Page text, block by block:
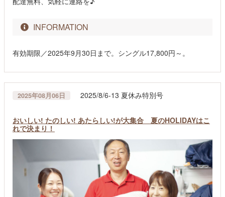
INFORMATION
有効期限／2025年9月30日まで。シングル17,800円～。
2025年08月06日 2025/8/6-13 夏休み特別号
おいしい! たのしい! あたらしい!が大集合 夏のHOLIDAYはこ
れで決まり！